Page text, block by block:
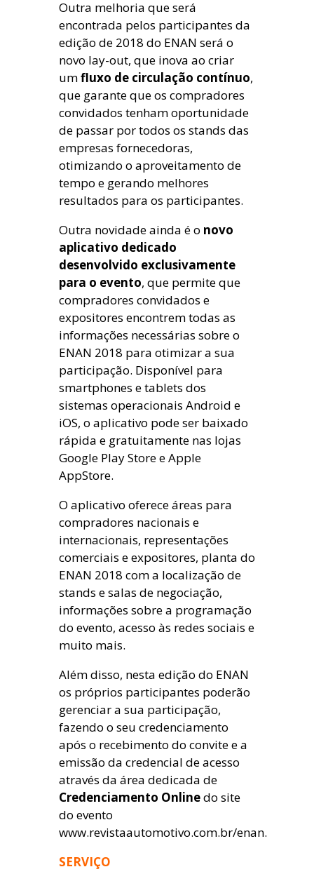
Outra melhoria que será
encontrada pelos participantes da
edição de 2018 do ENAN será o
novo lay-out, que inova ao criar
umfluxo de circulação contínuo,
que garante que os compradores
convidados tenham oportunidade
de passar por todos os stands das
empresas fornecedoras,
otimizando o aproveitamento de
tempo e gerando melhores
resultados para os participantes.
Outra novidade ainda é o novo
aplicativo dedicado
desenvolvido exclusivamente
para o evento, que permite que
compradores convidados e
expositores encontrem todas as
informações necessárias sobre o
ENAN 2018 para otimizar a sua
participação. Disponível para
smartphones e tablets dos
sistemas operacionais Android e
iOS, o aplicativo pode ser baixado
rápida e gratuitamente nas lojas
Google Play Store e Apple
AppStore.
O aplicativo oferece áreas para
compradores nacionais e
internacionais, representações
comerciais e expositores, planta do
ENAN 2018 com a localização de
stands e salas de negociação,
informações sobre a programação
do evento, acesso às redes sociais e
muito mais.
Além disso, nesta edição do ENAN
os próprios participantes poderão
gerenciar a sua participação,
fazendo o seu credenciamento
após o recebimento do convite e a
emissão da credencial de acesso
através da área dedicada de
Credenciamento Onlinedo site
do evento
www.revistaautomotivo.com.br/enan.
SERVIÇO